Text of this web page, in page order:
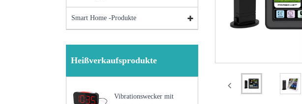
Smart Home -Produkte
Heißverkaufsprodukte
Vibrationswecker mit